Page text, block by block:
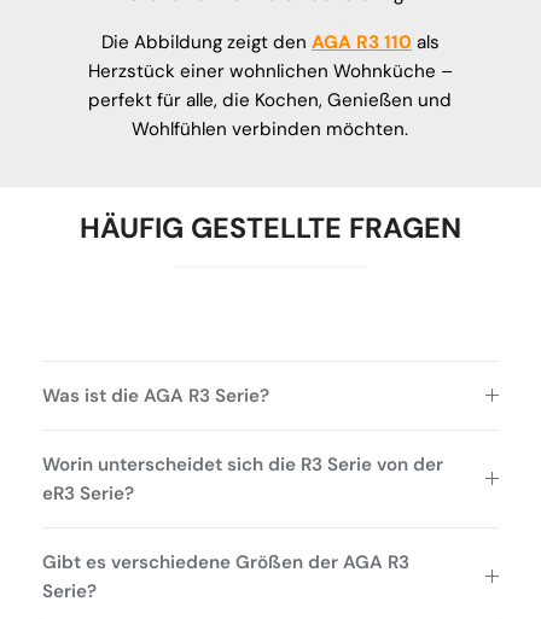
Die Abbildung zeigt den AGA R3 110 als
Herzstück einer wohnlichen Wohnküche –
perfekt für alle, die Kochen, Genießen und
Wohlfühlen verbinden möchten.
HÄUFIG GESTELLTE FRAGEN
Was ist die AGA R3 Serie?
Worin unterscheidet sich die R3 Serie von der
eR3 Serie?
Gibt es verschiedene Größen der AGA R3
Serie?